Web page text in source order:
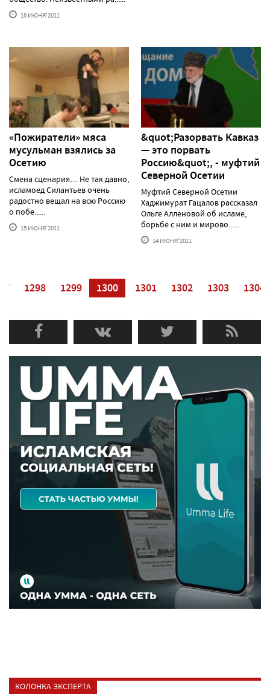
16 ИЮНЯ'2011
«Пожиратели» мяса
мусульман взялись за
Осетию
Смена сценария… Не так давно,
исламоед Силантьев очень
радостно вещал на всю Россию
о побе......
15 ИЮНЯ'2011
&quot;Разорвать Кавказ
— это порвать
Россию&quot;, - муфтий
Северной Осетии
Муфтий Северной Осетии
Хаджимурат Гацалов рассказал
Ольге Алленовой об исламе,
борьбе с ним и мирово......
14 ИЮНЯ'2011
1298 1299 1300 1301 1302 1303 1304
КОЛОНКА ЭКСПЕРТА